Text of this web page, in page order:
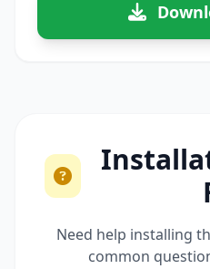
Need help installing
common